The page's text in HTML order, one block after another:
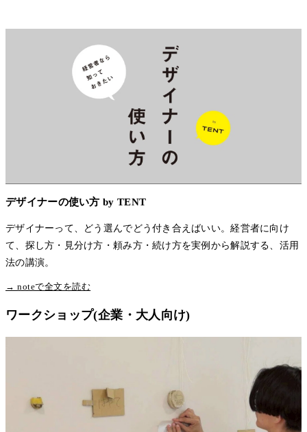
デザイナーの使い方 by TENT
デザイナーって、どう選んでどう付き合えばいい。経営者に向け
て、探し方・見分け方・頼み方・続け方を実例から解説する、活用
法の講演。
→ noteで全文を読む
ワークショップ(企業・大人向け)